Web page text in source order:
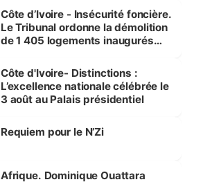
Côte d’Ivoire - Insécurité foncière.
Le Tribunal ordonne la démolition
de 1 405 logements inaugurés
Bassam
Côte d'Ivoire- Distinctions :
L’excellence nationale célébrée le
3 août au Palais présidentiel
Requiem pour le N’Zi
Afrique. Dominique Ouattara